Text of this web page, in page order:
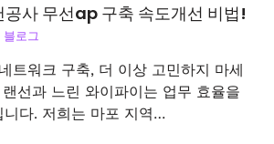
공사 무선ap 구축 속도개선 비법!
블로그
트워크 구축, 더 이상 고민하지 마세
선과 느린 와이파이는 업무 효율을
니다. 저희는 마포 지역…